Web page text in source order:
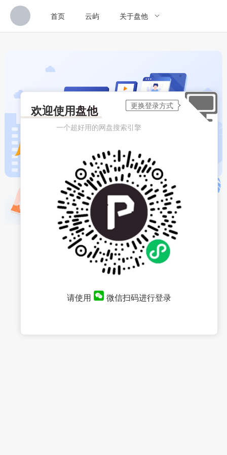
首页 云屿 关于盘他
欢迎使用盘他
一个超好用的网盘搜索引擎
请使用 微信扫码进行登录